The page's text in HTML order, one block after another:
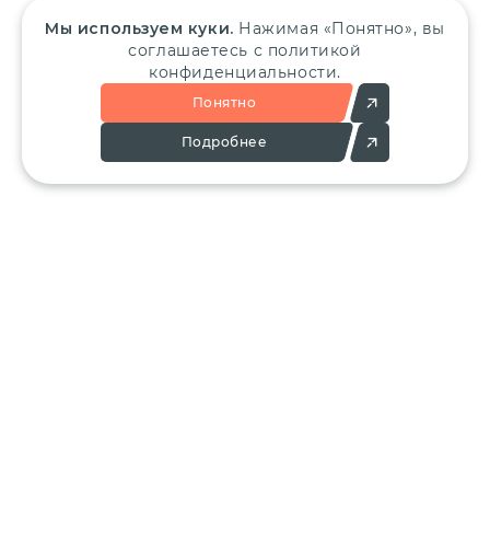
Мы используем куки. Нажимая «Понятно», вы
соглашаетесь с политикой
конфиденциальности.
Понятно
Подробнее